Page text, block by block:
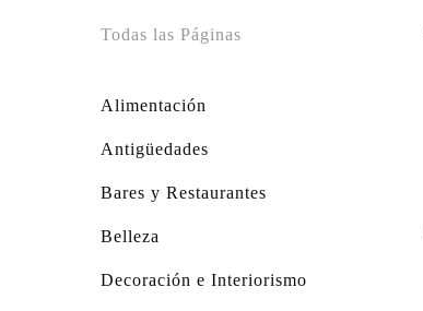
Todas las Páginas
Alimentación
Antigüedades
Bares y Restaurantes
Belleza
Decoración e Interiorismo